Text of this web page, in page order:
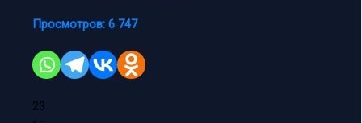
Просмотров: 6 747
23